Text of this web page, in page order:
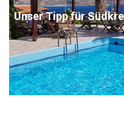
Unser Tipp für